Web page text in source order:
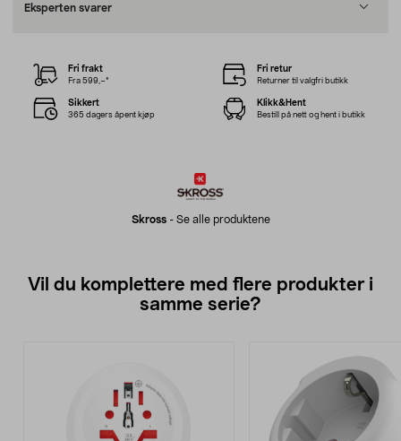
Eksperten svarer
Skross- Se alle produktene
Fri frakt
Fra 599,–*
Fri retur
Returner til valgfri butikk
Sikkert
365 dagers åpent kjøp
Klikk&Hent
Bestill på nett og hent i butikk
Vil du komplettere med flere produkter i
samme serie?